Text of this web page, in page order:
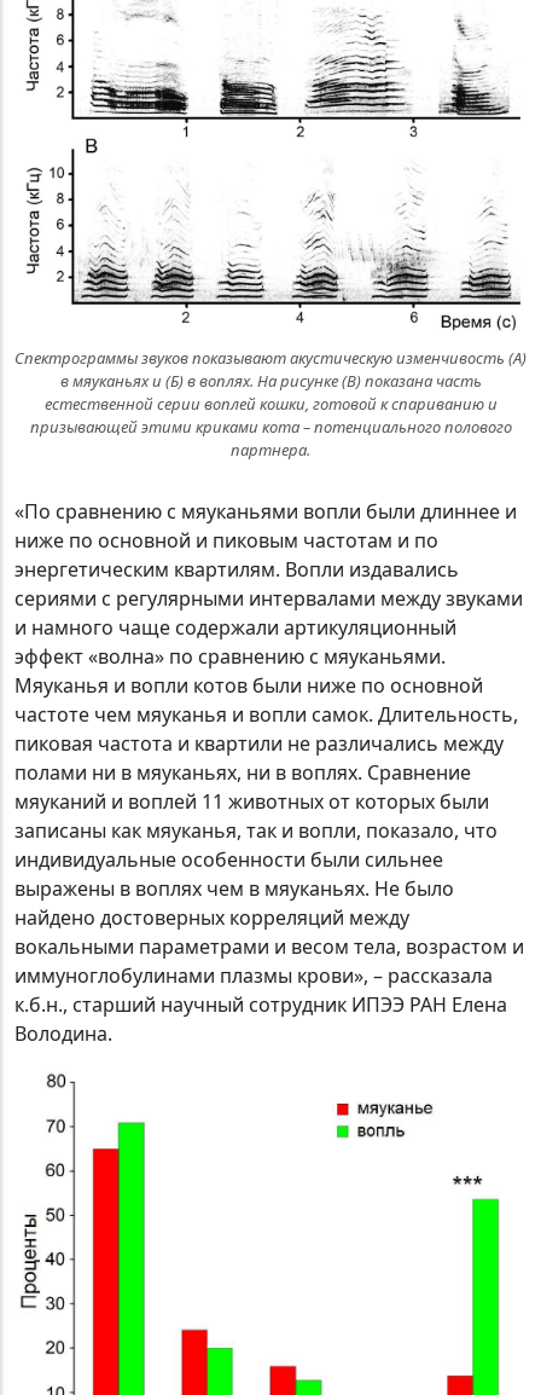
Спектрограммы звуков показывают акустическую изменчивость (А)
в мяуканьях и (Б) в воплях. На рисунке (В) показана часть
естественной серии воплей кошки, готовой к спариванию и
призывающей этими криками кота – потенциального полового
партнера.
«По сравнению с мяуканьями вопли были длиннее и
ниже по основной и пиковым частотам и по
энергетическим квартилям. Вопли издавались
сериями с регулярными интервалами между звуками
и намного чаще содержали артикуляционный
эффект «волна» по сравнению с мяуканьями.
Мяуканья и вопли котов были ниже по основной
частоте чем мяуканья и вопли самок. Длительность,
пиковая частота и квартили не различались между
полами ни в мяуканьях, ни в воплях. Сравнение
мяуканий и воплей 11 животных от которых были
записаны как мяуканья, так и вопли, показало, что
индивидуальные особенности были сильнее
выражены в воплях чем в мяуканьях. Не было
найдено достоверных корреляций между
вокальными параметрами и весом тела, возрастом и
иммуноглобулинами плазмы крови», – рассказала
к.б.н., старший научный сотрудник ИПЭЭ РАН Елена
Володина.